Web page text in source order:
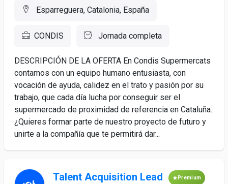
Esparreguera, Catalonia, España
CONDIS Jornada completa
DESCRIPCIÓN DE LA OFERTA En Condis Supermercats
contamos con un equipo humano entusiasta, con
vocación de ayuda, calidez en el trato y pasión por su
trabajo, que cada día lucha por conseguir ser el
supermercado de proximidad de referencia en Cataluña.
¿Quieres formar parte de nuestro proyecto de futuro y
unirte a la compañía que te permitirá dar...
Talent Acquisition Lead Premium